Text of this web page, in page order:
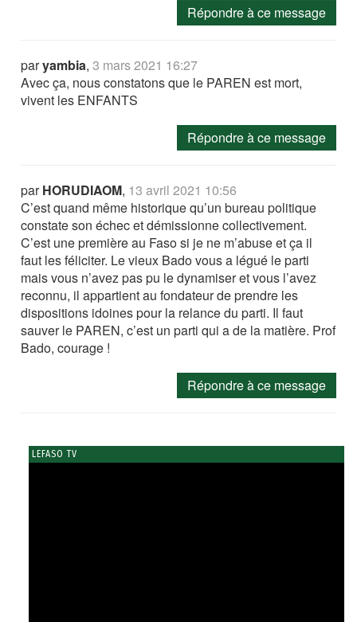
Répondre à ce message
paryambia,3 mars 2021 16:27
Avec ça, nous constatons que le PAREN est mort,
vivent les ENFANTS
Répondre à ce message
parHORUDIAOM, 13 avril 2021 10:56
C’est quand même historique qu’un bureau politique
constate son échec et démissionne collectivement.
C’est une première au Faso si je ne m’abuse et ça il
faut les féliciter. Le vieux Bado vous a légué le parti
mais vous n’avez pas pu le dynamiser et vous l’avez
reconnu, il appartient au fondateur de prendre les
dispositions idoines pour la relance du parti. Il faut
sauver le PAREN, c’est un parti qui a de la matière. Prof
Bado, courage !
Répondre à ce message
LEFASO TV